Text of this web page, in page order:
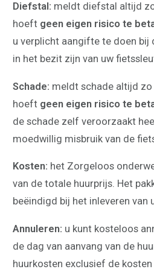
Diefstal: meldt diefstal altijd
hoeft geen eigen risico te
u verplicht aangifte te doen bij
in het bezit zijn van uw
Schade: meldt schade altijd zo
hoeft geen eigen risico te
de schade zelf veroorzaakt
moedwillig misbruik van de
Kosten: het Zorgeloos
van de totale huurprijs. Het
beëindigd bij het inleveren van
Annuleren: u kunt kosteloos
de dag van aanvang van de
huurkosten exclusief de